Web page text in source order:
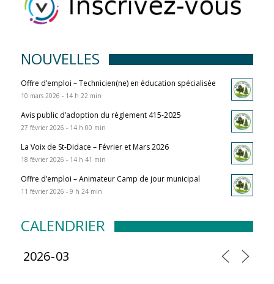
NOUVELLES
Offre d’emploi – Technicien(ne) en éducation spécialisée
10 mars 2026 - 14 h 22 min
Avis public d’adoption du règlement 415-2025
27 février 2026 - 14 h 00 min
La Voix de St-Didace – Février et Mars 2026
18 février 2026 - 14 h 41 min
Offre d’emploi – Animateur Camp de jour municipal
11 février 2026 - 9 h 24 min
CALENDRIER